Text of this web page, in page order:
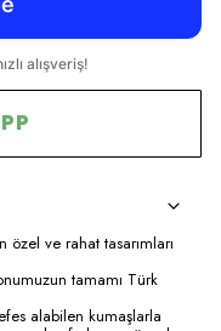
ve rahat tasarımları
tamamı Türk
alabilen kumaşlarla